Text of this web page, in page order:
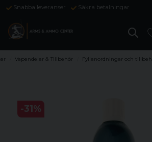
Snabba leveranser Säkra betalningar
Vapendelar & Tillbehör Fyllanordningar och
-31%